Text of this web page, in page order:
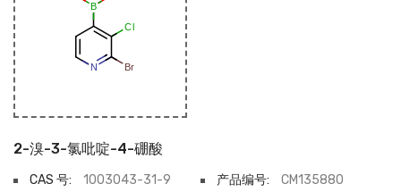
2-溴-3-氯吡啶-4-硼酸
CAS 号: 1003043-31-9 产品编号:
CM135880